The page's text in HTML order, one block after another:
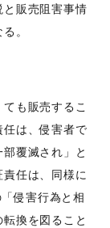
販売阻害事情
。
も販売するこ
は、侵害者で
覆滅され」と
任は、同様に
侵害行為と相
換を図ること